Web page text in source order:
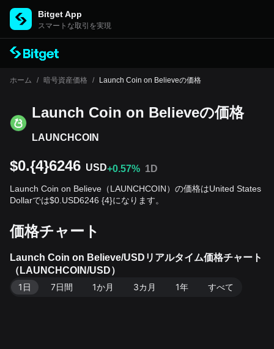
Bitget App
スマートな取引を実現
ホーム / 暗号資産価格 / Launch Coin on Believeの価格
Launch Coin on Believeの‌価格
LAUNCHCOIN
$0.{4}6246 USD+0.57% 1D
Launch Coin on Believe（LAUNCHCOIN）の価格はUnited States
Dollarでは$0.USD6246 {4}になります。
価格チャート
Launch Coin on Believe/USDリアルタイム価格チャート
（LAUNCHCOIN/USD）
1日
7日間 1か月 3カ月 1年 すべて